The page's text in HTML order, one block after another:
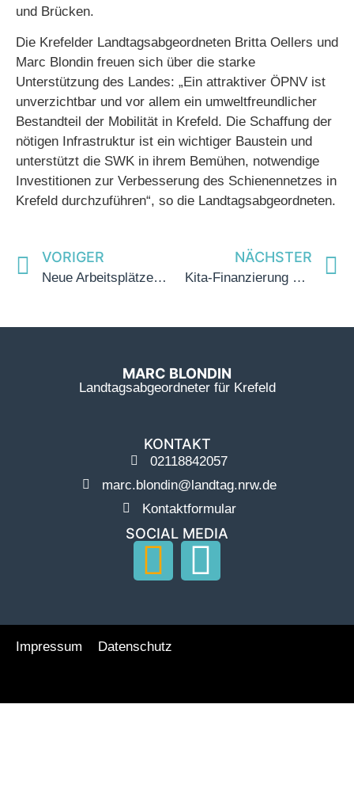
und Brücken.
Die Krefelder Landtagsabgeordneten Britta Oellers und
Marc Blondin freuen sich über die starke
Unterstützung des Landes: „Ein attraktiver ÖPNV ist
unverzichtbar und vor allem ein umweltfreundlicher
Bestandteil der Mobilität in Krefeld. Die Schaffung der
nötigen Infrastruktur ist ein wichtiger Baustein und
unterstützt die SWK in ihrem Bemühen, notwendige
Investitionen zur Verbesserung des Schienennetzes in
Krefeld durchzuführen“, so die Landtagsabgeordneten.
VORIGER
Neue Arbeitsplätze, mehr Wohnungen und stärkere Dörfer
NÄCHSTER
Kita-Finanzierung dauerhaft und nachhaltig gesichert
MARC BLONDIN
Landtagsabgeordneter für Krefeld
KONTAKT
02118842057
marc.blondin@landtag.nrw.de
Kontaktformular
SOCIAL MEDIA
Impressum Datenschutz